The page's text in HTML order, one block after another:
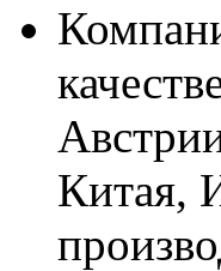
Китая,